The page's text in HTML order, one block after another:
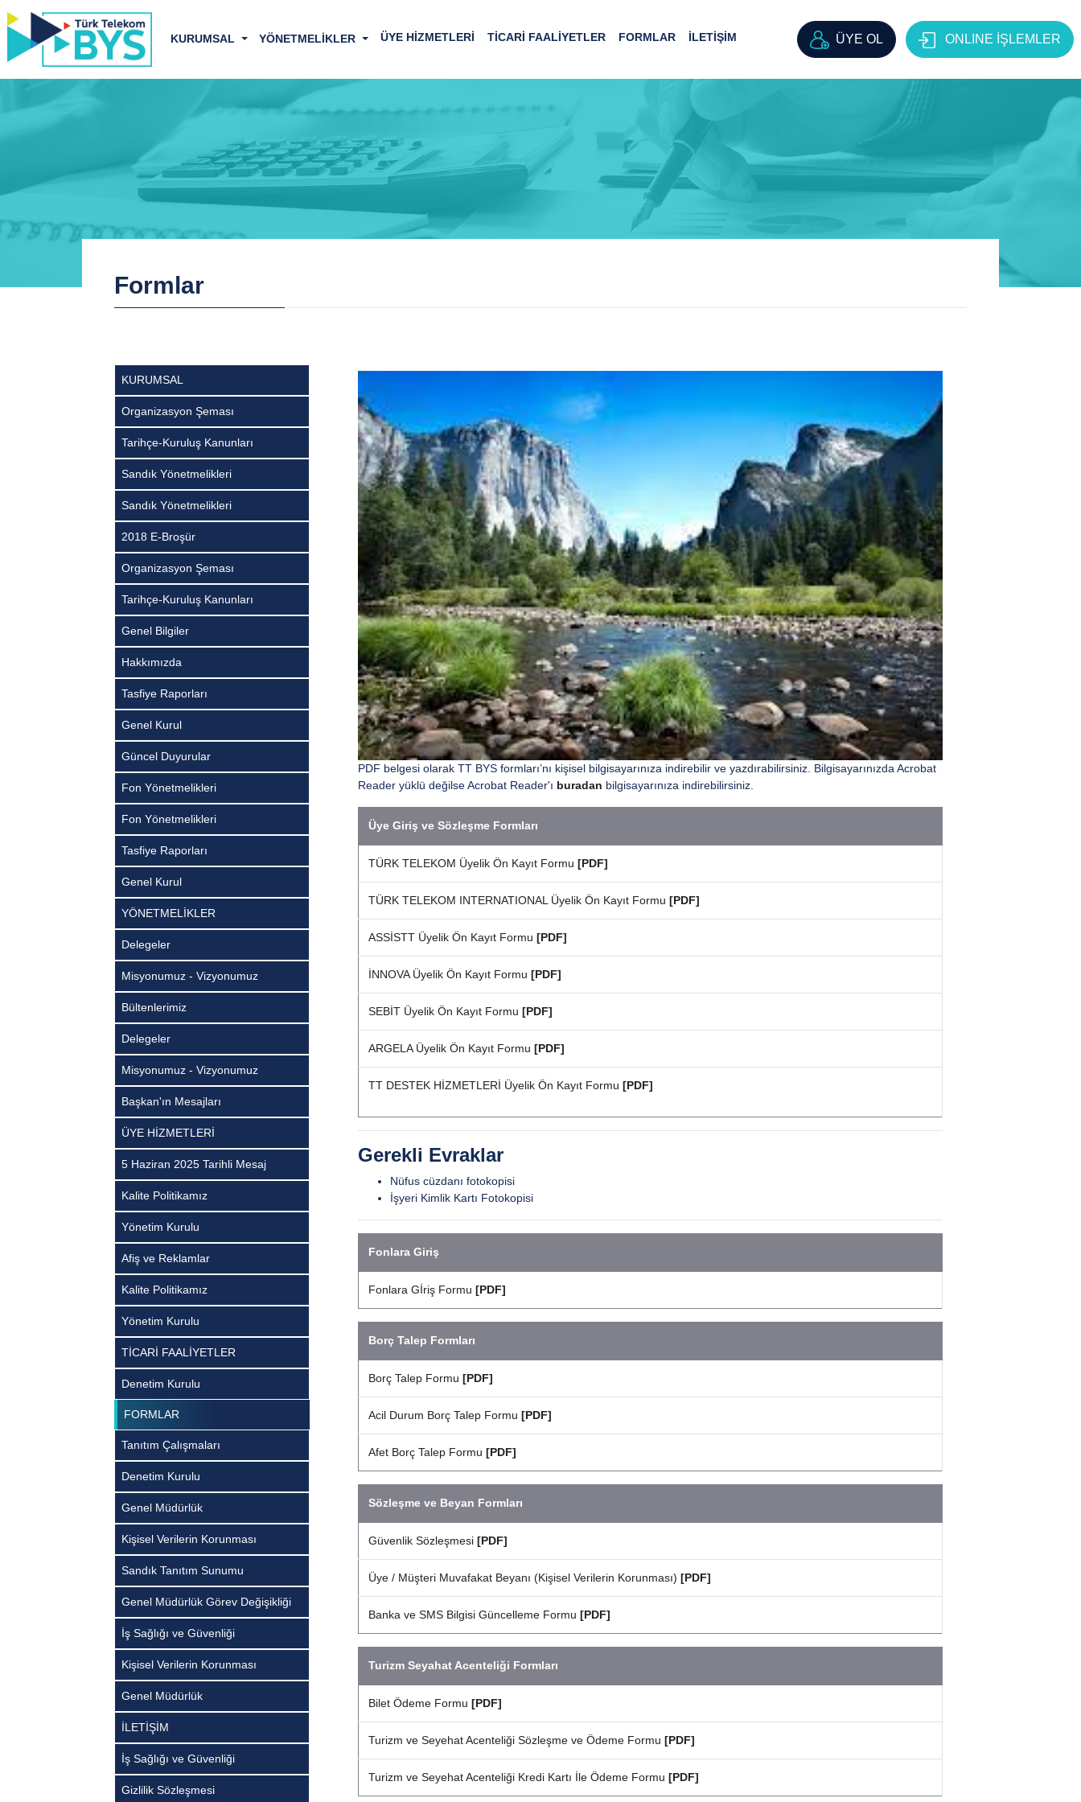
KURUMSAL YÖNETMELİKLER ÜYE HİZMETLERİ TİCARİ FAALİYETLER FORMLAR İLETİŞİM ÜYE OL ONLINE İŞLEMLER
Formlar
KURUMSAL
Organizasyon Şeması
Tarihçe-Kuruluş Kanunları
Sandık Yönetmelikleri
Sandık Yönetmelikleri
2018 E-Broşür
Organizasyon Şeması
Tarihçe-Kuruluş Kanunları
Genel Bilgiler
Hakkımızda
Tasfiye Raporları
Genel Kurul
Güncel Duyurular
Fon Yönetmelikleri
Fon Yönetmelikleri
Tasfiye Raporları
Genel Kurul
YÖNETMELİKLER
Delegeler
Misyonumuz - Vizyonumuz
Bültenlerimiz
Delegeler
Misyonumuz - Vizyonumuz
Başkan'ın Mesajları
ÜYE HİZMETLERİ
5 Haziran 2025 Tarihli Mesaj
Kalite Politikamız
Yönetim Kurulu
Afiş ve Reklamlar
Kalite Politikamız
Yönetim Kurulu
TİCARİ FAALİYETLER
Denetim Kurulu
FORMLAR
Tanıtım Çalışmaları
Denetim Kurulu
Genel Müdürlük
Kişisel Verilerin Korunması
Sandık Tanıtım Sunumu
Genel Müdürlük Görev Değişikliği
İş Sağlığı ve Güvenliği
Kişisel Verilerin Korunması
Genel Müdürlük
İLETİŞİM
İş Sağlığı ve Güvenliği
Gizlilik Sözleşmesi
PDF belgesi olarak TT BYS formları’nı kişisel bilgisayarınıza indirebilir ve yazdırabilirsiniz. Bilgisayarınızda Acrobat
Reader yüklü değilse Acrobat Reader'ı buradan bilgisayarınıza indirebilirsiniz.
Üye Giriş ve Sözleşme Formları
TÜRK TELEKOM Üyelik Ön Kayıt Formu [PDF]
TÜRK TELEKOM INTERNATIONAL Üyelik Ön Kayıt Formu [PDF]
ASSİSTT Üyelik Ön Kayıt Formu [PDF]
İNNOVA Üyelik Ön Kayıt Formu [PDF]
SEBİT Üyelik Ön Kayıt Formu [PDF]
ARGELA Üyelik Ön Kayıt Formu [PDF]
TT DESTEK HİZMETLERİ Üyelik Ön Kayıt Formu [PDF]
Gerekli Evraklar
Nüfus cüzdanı fotokopisi
İşyeri Kimlik Kartı Fotokopisi
Fonlara Giriş
Fonlara Gİriş Formu [PDF]
Borç Talep Formları
Borç Talep Formu [PDF]
Acil Durum Borç Talep Formu [PDF]
Afet Borç Talep Formu [PDF]
Sözleşme ve Beyan Formları
Güvenlik Sözleşmesi [PDF]
Üye / Müşteri Muvafakat Beyanı (Kişisel Verilerin Korunması) [PDF]
Banka ve SMS Bilgisi Güncelleme Formu [PDF]
Turizm Seyahat Acenteliği Formları
Bilet Ödeme Formu [PDF]
Turizm ve Seyehat Acenteliği Sözleşme ve Ödeme Formu [PDF]
Turizm ve Seyehat Acenteliği Kredi Kartı İle Ödeme Formu [PDF]